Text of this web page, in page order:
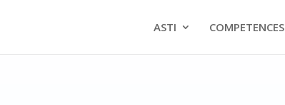
ASTI COMPETENCES